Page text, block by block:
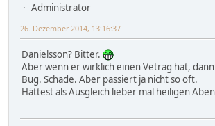
Administrator
26. Dezember 2014, 13:16:37
Danielsson? Bitter.
Aber wenn er wirklich einen Vetrag hat,
Bug. Schade. Aber passiert ja nicht so oft.
Hättest als Ausgleich lieber mal heiligen